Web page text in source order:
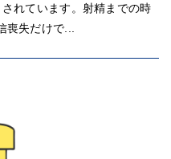
れています。射精までの時
失だけで...